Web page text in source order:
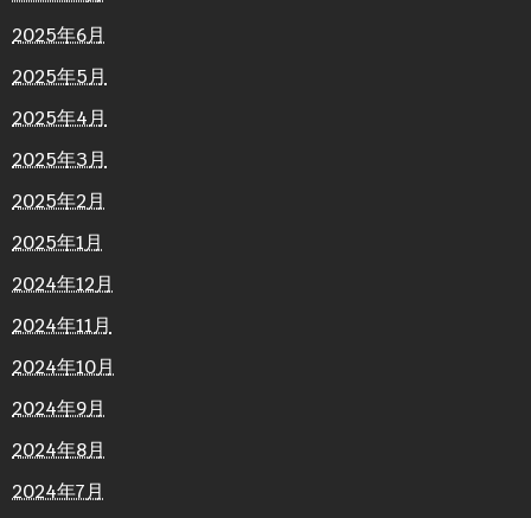
2025年6月
2025年5月
2025年4月
2025年3月
2025年2月
2025年1月
2024年12月
2024年11月
2024年10月
2024年9月
2024年8月
2024年7月